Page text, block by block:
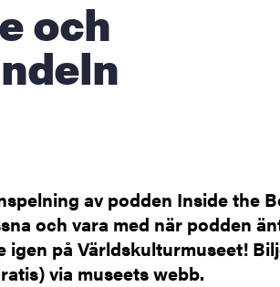
av podden Inside the
och vara med när podden
igen på Världskulturmuseet!
via museets webb.